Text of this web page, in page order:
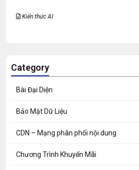
Kiến thức AI
Category
Bài Đại Diện
Bảo Mật Dữ Liệu
CDN – Mạng phân phối nội dung
Chương Trình Khuyến Mãi